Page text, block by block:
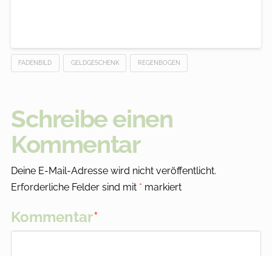
FADENBILD GELDGESCHENK REGENBOGEN
Schreibe einen
Kommentar
Deine E-Mail-Adresse wird nicht veröffentlicht.
Erforderliche Felder sind mit * markiert
Kommentar*